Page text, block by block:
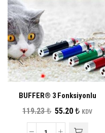
BUFFER® 3 Fonksiyonlu
Kırmızı Beyaz Işıklı Led Lazer
Anahtarlık
119.23₺ Orijinal
fiyat:
55.20₺Şu
KDV